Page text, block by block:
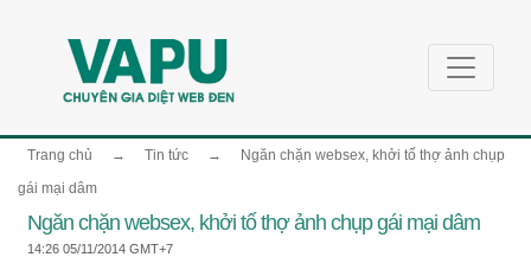
Trang chủ → Tin tức →
Ngăn chặn websex, khởi tố thợ ảnh chụp
gái mại dâm
Ngăn chặn websex, khởi tố thợ ảnh chụp gái mại dâm
14:26 05/11/2014 GMT+7